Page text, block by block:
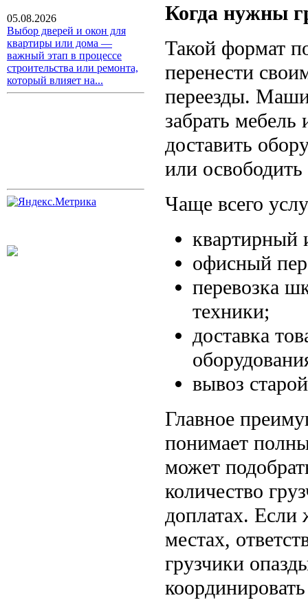
05.08.2026
Выбор дверей и окон для
квартиры или дома —
важный этап в процессе
строительства или ремонта,
который влияет на...
Когда нужны
Такой формат
перенести
переезды.
забрать мебель
доставить
или
Чаще всего
квартирный
офисный
перевозка
техники;
доставка
вывоз
Главное
понимает
может
количество
доплатах. Если
местах,
грузчики